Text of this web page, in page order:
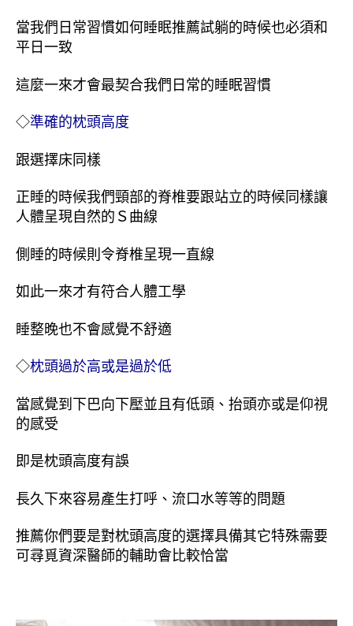
當我們日常習慣如何睡眠推薦試躺的時候也必須和
平日一致
這麼一來才會最契合我們日常的睡眠習慣
◇準確的枕頭高度
跟選擇床同樣
正睡的時候我們頸部的脊椎要跟站立的時候同樣讓
人體呈現自然的Ｓ曲線
側睡的時候則令脊椎呈現一直線
如此一來才有符合人體工學
睡整晚也不會感覺不舒適
◇枕頭過於高或是過於低
當感覺到下巴向下壓並且有低頭、抬頭亦或是仰視
的感受
即是枕頭高度有誤
長久下來容易產生打呼、流口水等等的問題
推薦你們要是對枕頭高度的選擇具備其它特殊需要
可尋覓資深醫師的輔助會比較恰當